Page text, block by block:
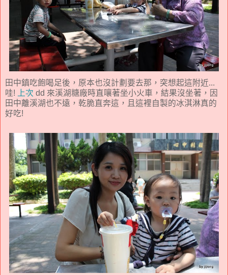
田中鎮吃飽喝足後，原本也沒計劃要去那，突想起這附近...
哇!
上次 dd 來溪湖糖廠時直嚷著坐小火車，結果沒坐著，因
田中離溪湖也不遠，乾脆直奔這，且這裡自製的冰淇淋真的
好吃!